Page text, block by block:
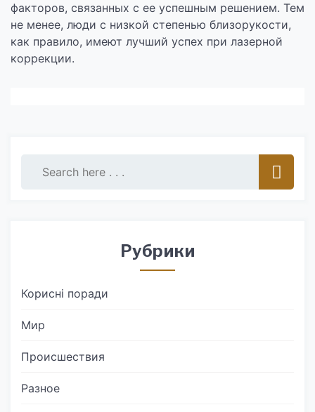
факторов, связанных с ее успешным решением. Тем
не менее, люди с низкой степенью близорукости,
как правило, имеют лучший успех при лазерной
коррекции.
Рубрики
Корисні поради
Мир
Происшествия
Разное